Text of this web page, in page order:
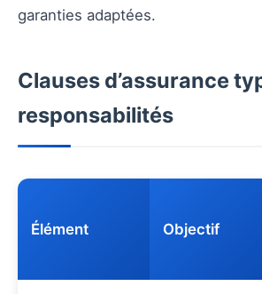
garanties adaptées.
Clauses d’assurance
responsabilités
Élément Objectif